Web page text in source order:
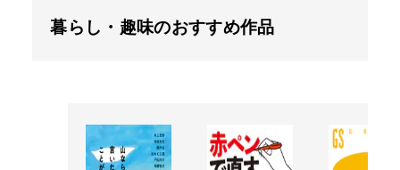
暮らし・趣味のおすすめ作品